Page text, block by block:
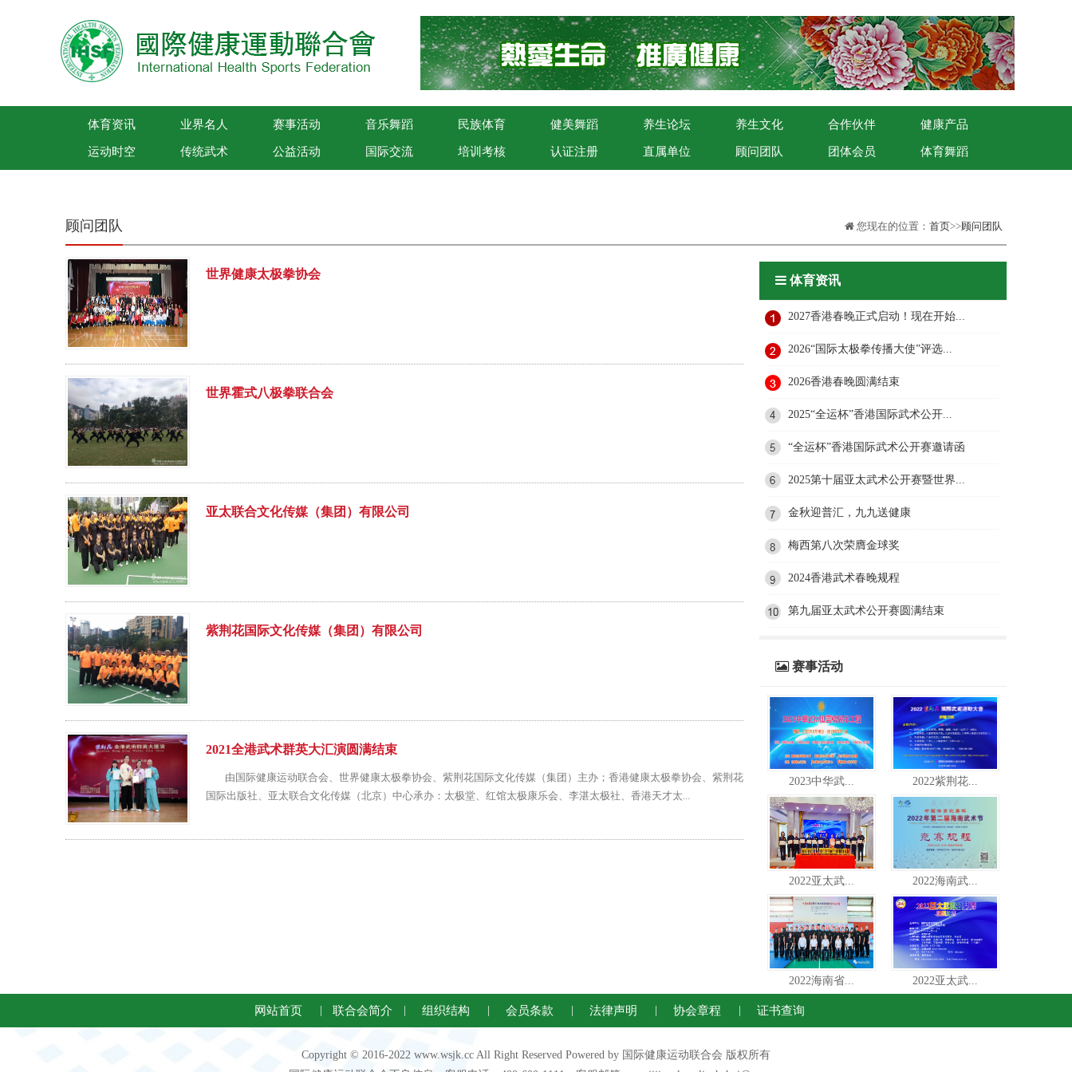
体育资讯 业界名人 赛事活动 音乐舞蹈 民族体育 健美舞蹈 养生论坛 养生文化 合作伙伴 健康产品
运动时空 传统武术 公益活动 国际交流 培训考核 认证注册 直属单位 顾问团队 团体会员 体育舞蹈
顾问团队 您现在的位置： 首页>>顾问团队
世界健康太极拳协会
世界霍式八极拳联合会
亚太联合文化传媒（集团）有限公司
紫荆花国际文化传媒（集团）有限公司
2021全港武术群英大汇演圆满结束
由国际健康运动联合会、世界健康太极拳协会、紫荆花国际文化传媒（集团）主办；香港健康太极拳协会、紫荆花
国际出版社、亚太联合文化传媒（北京）中心承办：太极堂、红馆太极康乐会、李湛太极社、香港天才太...
体育资讯
2027香港春晚正式启动！现在开始...
2026“国际太极拳传播大使”评选...
2026香港春晚圆满结束
2025“全运杯”香港国际武术公开...
“全运杯”香港国际武术公开赛邀请函
2025第十届亚太武术公开赛暨世界...
金秋迎普汇，九九送健康
梅西第八次荣膺金球奖
2024香港武术春晚规程
第九届亚太武术公开赛圆满结束
赛事活动
2023中华武... 2022紫荆花...
2022亚太武... 2022海南武...
2022海南省... 2022亚太武...
网站首页 联合会简介 组织结构 会员条款 法律声明 协会章程 证书查询
Copyright © 2016-2022 www.wsjk.cc All Right Reserved Powered by 国际健康运动联合会 版权所有